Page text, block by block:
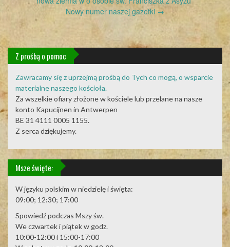
Nowy numer naszej gazetki →
Z prośbą o pomoc
Zawracamy się z uprzejmą prośbą do Tych co mogą, o wsparcie
materialne naszego kościoła.
Za wszelkie ofiary złożone w kościele lub przelane na nasze
konto Kapucijnen in Antwerpen
BE 31 4111 0005 1155.
Z serca dziękujemy.
Msze święte:
W języku polskim w niedzielę i święta:
09:00; 12:30; 17:00
Spowiedź podczas Mszy św.
We czwartek i piątek w godz.
10:00-12:00 i 15:00-17:00